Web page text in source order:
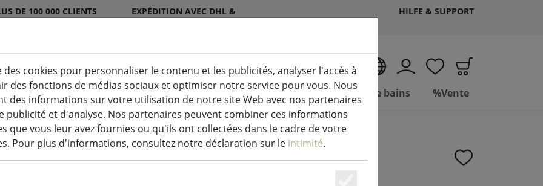
DE 100 000 CLIENTS
EXPÉDITION AVEC DHL &
HILFE & SUPPORT
FR
Bougies LED pour l'intérieur et l'extérieur
Cuisine Vivre Salle de bains %Vente
Guirlandes lumineuses
cookies pour personnaliser le contenu et les publicités, analyser l'accès à
des fonctions de médias sociaux et optimiser notre service pour vous. Nous
des informations sur votre utilisation de notre site Web avec nos partenaires
publicité et d'analyse. Nos partenaires peuvent combiner ces informations
que vous leur avez fournies ou qu'ils ont collectées dans le cadre de votre
Pour plus d'informations, consultez notre déclaration sur le intimité.